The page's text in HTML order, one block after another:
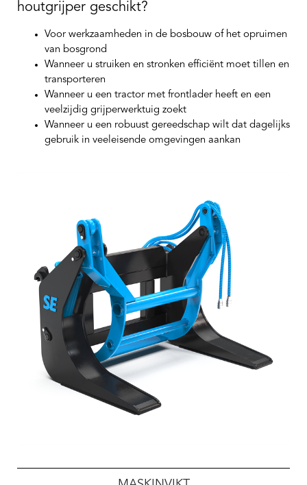
houtgrijper geschikt?
Voor werkzaamheden in de bosbouw of het opruimen
van bosgrond
Wanneer u struiken en stronken efficiënt moet tillen en
transporteren
Wanneer u een tractor met frontlader heeft en een
veelzijdig grijperwerktuig zoekt
Wanneer u een robuust gereedschap wilt dat dagelijks
gebruik in veeleisende omgevingen aankan